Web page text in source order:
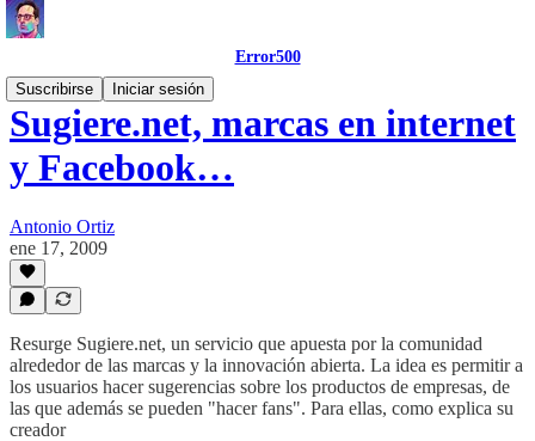
Error500
Suscribirse
Iniciar sesión
Sugiere.net, marcas en internet
y Facebook…
Antonio Ortiz
ene 17, 2009
Resurge Sugiere.net, un servicio que apuesta por la comunidad
alrededor de las marcas y la innovación abierta. La idea es permitir a
los usuarios hacer sugerencias sobre los productos de empresas, de
las que además se pueden "hacer fans". Para ellas, como explica su
creador